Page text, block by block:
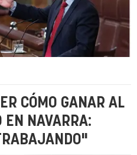
CÓMO GANAR AL
EN NAVARRA: